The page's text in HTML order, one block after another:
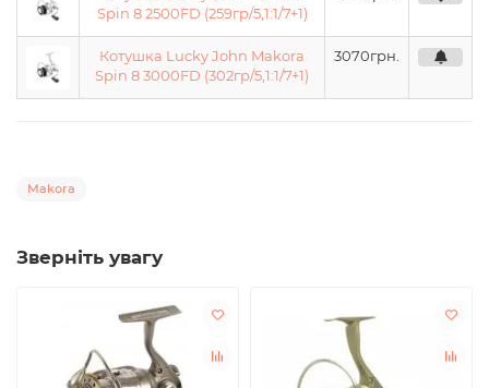
Spin 8 2500FD (259гр/5,1:1/7+1)
Котушка Lucky John Makora
Spin 8 3000FD (302гр/5,1:1/7+1)
3070грн.
Makora
Зверніть увагу